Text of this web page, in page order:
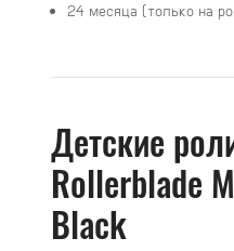
24 месяца (только на
Детские
Rollerblade
Black